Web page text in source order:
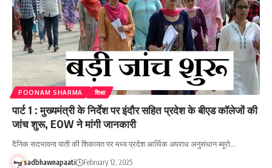
POONAM SHARMA शिक्षा
पार्ट 1 : मुख्यमंत्री के निर्देश पर इंदौर सहित प्रदेश के बीएड कॉलेजों की
जांच शुरू, EOW ने मांगी जानकारी
दैनिक सदभावना पाती की शिकायत पर मध्य प्रदेश आर्थिक अपराध अनुसंधान ब्यूरो…
sadbhawnapaati February 12, 2025